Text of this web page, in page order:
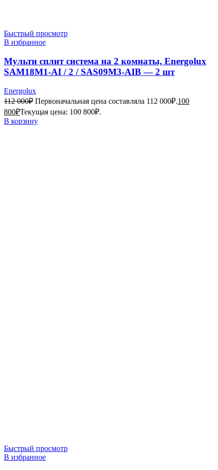
Быстрый просмотр
В избранное
Мульти сплит система на 2 комнаты, Energolux
SAM18M1-AI / 2 / SAS09M3-AIB — 2 шт
Energolux
112 000₽ Первоначальная цена составляла 112 000₽.100
800₽Текущая цена: 100 800₽.
В корзину
Быстрый просмотр
В избранное